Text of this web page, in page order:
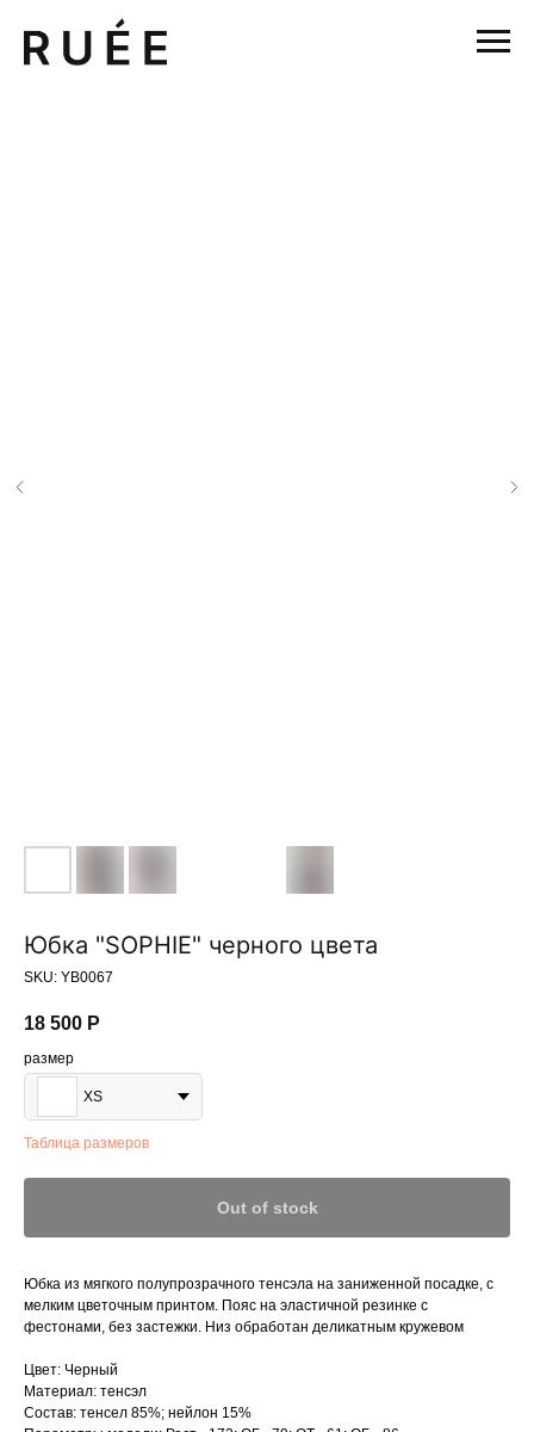
Юбка "SOPHIE" черного цвета
SKU: YB0067
18 500 Р
размер
XS
Таблица размеров
Out of stock
Юбка из мягкого полупрозрачного тенсэла на заниженной посадке, с
мелким цветочным принтом. Пояс на эластичной резинке с
фестонами, без застежки. Низ обработан деликатным кружевом
Цвет: Черный
Материал: тенсэл
Состав: тенсел 85%; нейлон 15%